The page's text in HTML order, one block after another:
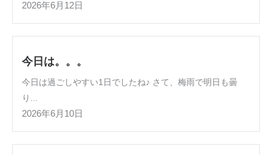
2026年6月12日
今日は。。。
今日は過ごしやすい1日でしたね♪ さて、梅雨で明日も曇
り...
2026年6月10日